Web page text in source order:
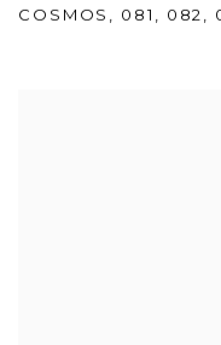
COSMOS 081 082